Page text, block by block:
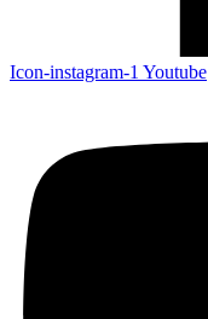
Icon-instagram-1 Youtube